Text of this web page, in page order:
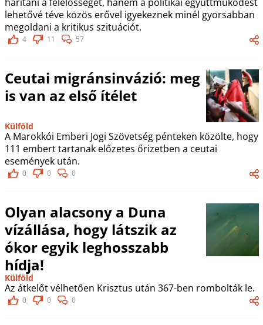
lehetővé téve közös erővel igyekeznek minél gyorsabban
megoldani a kritikus szituációt.
4 11 57
Ceutai migránsinvázió: meg
is van az első ítélet
Külföld
A Marokkói Emberi Jogi Szövetség pénteken közölte, hogy
111 embert tartanak előzetes őrizetben a ceutai
események után.
0 0 0
Olyan alacsony a Duna
vízállása, hogy látszik az
ókor egyik leghosszabb
hídja!
Külföld
Az átkelőt vélhetően Krisztus után 367-ben rombolták le.
0 0 0